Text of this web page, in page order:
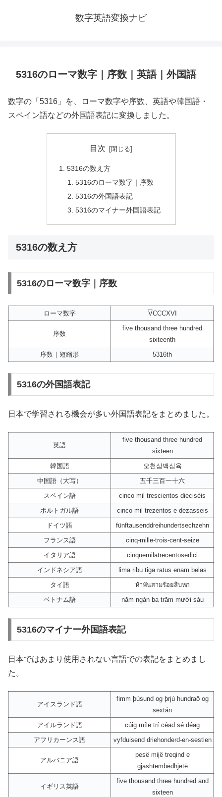
数字英語変換ナビ
5316のローマ数字｜序数｜英語｜外国語
数字の「5316」を、ローマ数字や序数、英語や韓国語・
スペイン語などの外国語表記に変換しました。
目次
5316の数え方
5316のローマ数字｜序数
5316の外国語表記
5316のマイナー外国語表記
5316の数え方
5316のローマ数字｜序数
ローマ数字 VCCCXVI
序数
five thousand three hundred
sixteenth
序数｜短縮形
5316th
5316の外国語表記
日本で学習される機会が多い外国語表記をまとめました。
英語
five thousand three hundred
sixteen
韓国語
오천삼백십육
中国語（大写）
五千三百一十六
スペイン語
cinco mil trescientos dieciséis
ポルトガル語
cinco mil trezentos e dezasseis
ドイツ語
fünftausenddreihundertsechzehn
フランス語
cinq-mille-trois-cent-seize
イタリア語
cinquemilatrecentosedici
インドネシア語
lima ribu tiga ratus enam belas
タイ語
ห้าพันสามร้อยสิบหก
ベトナム語
năm ngàn ba trăm mười sáu
5316のマイナー外国語表記
日本ではあまり使用されない言語での表記をまとめまし
た。
アイスランド語
fimm þúsund og þrjú hundrað og
sextán
アイルランド語
cúig míle trí céad sé déag
アフリカーンス語
vyfduisend driehonderd-en-sestien
アルバニア語
pesë mijë treqind e
gjashtëmbëdhjetë
イギリス英語
five thousand three hundred and
sixteen